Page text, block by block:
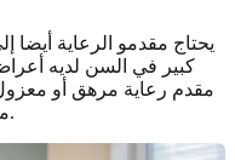
يحتاج مقدمو الرعاية
كبير في السن لديه
مقدم رعاية مرهق أو
مؤقتة، أو مجموعة أقران، أو زيارة طبية.